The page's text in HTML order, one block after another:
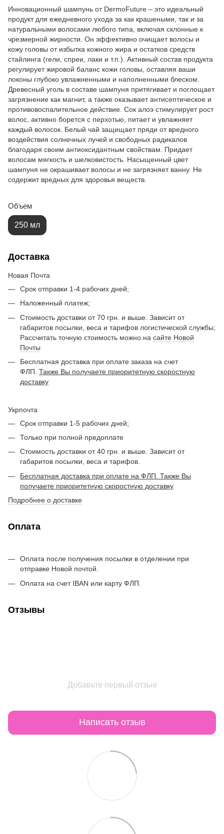
Инновационный шампунь от DermoFuture – это идеальный
продукт для ежедневного ухода за как крашеными, так и за
натуральными волосами любого типа, включая склонные к
чрезмерной жирности. Он эффективно очищает волосы и
кожу головы от избытка кожного жира и остатков средств
стайлинга (гели, спреи, лаки и т.п.). Активный состав продукта
регулирует жировой баланс кожи головы, оставляя ваши
локоны глубоко увлажненными и наполненными блеском.
Древесный уголь в составе шампуня притягивает и поглощает
загрязнение как магнит, а также оказывает антисептическое и
противовоспалительное действие. Сок алоэ стимулирует рост
волос, активно борется с перхотью, питает и увлажняет
каждый волосок. Белый чай защищает пряди от вредного
воздействия солнечных лучей и свободных радикалов
благодаря своим антиоксидантным свойствам. Придает
волосам мягкость и шелковистость. Насыщенный цвет
шампуня не окрашивает волосы и не загрязняет ванну. Не
содержит вредных для здоровья веществ.
Объем
250 мл
Доставка
Новая Почта
Срок отправки 1-4 рабочих дней;
Наложенный платеж;
Стоимость доставки от 70 грн. и выше. Зависит от
габаритов посылки, веса и тарифов логистической службы;
Рассчитать точную стоимость можно на сайте Новой
Почты
Бесплатная доставка при оплате заказа на счет
ФЛП. Также Вы получаете приоритетную скоростную
доставку
Укрпочта
Срок отправки 1-5 рабочих дней;
Только при полной предоплате
Стоимость доставки от 40 грн. и выше. Зависит от
габаритов посылки, веса и тарифов.
Бесплатная доставка при оплате на ФЛП. Также Вы
получаете приоритетную скоростную доставку
Подробнее о доставке
Оплата
Оплата после получения посылки в отделении при
отправке Новой почтой.
Оплата на счет IBAN или карту ФЛП.
Отзывы
Добавьте первый отзыв
Написать отзыв